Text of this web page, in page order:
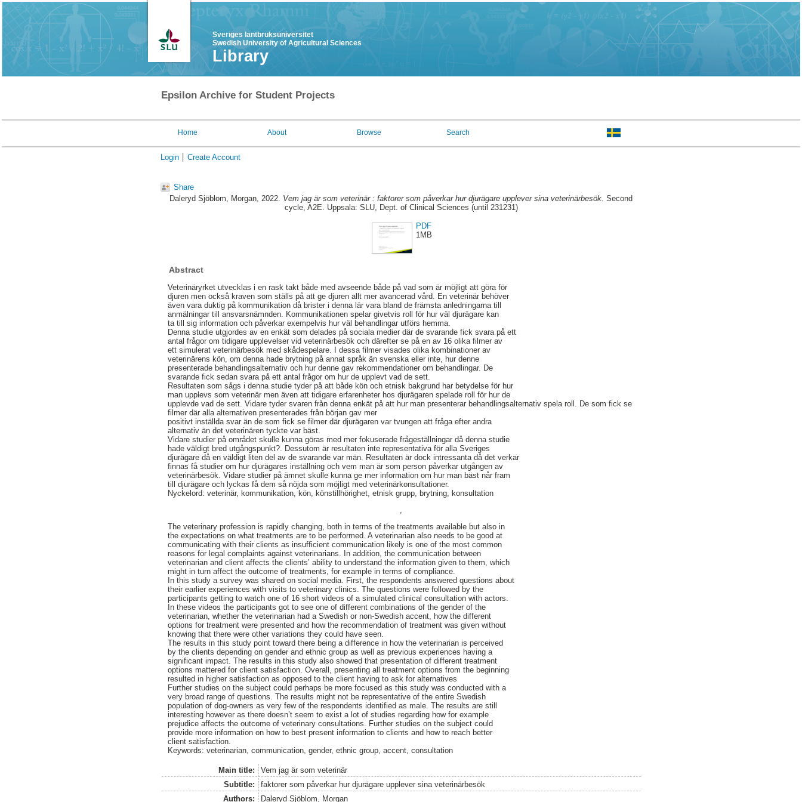
Sveriges lantbruksuniversitet
Swedish University of Agricultural Sciences
Library
Epsilon Archive for Student Projects
Home About Browse Search
Login Create Account
Share
Daleryd Sjöblom, Morgan, 2022. Vem jag är som veterinär : faktorer som påverkar hur djurägare upplever sina veterinärbesök. Second
cycle, A2E. Uppsala: SLU, Dept. of Clinical Sciences (until 231231)
PDF
1MB
Abstract
Veterinäryrket utvecklas i en rask takt både med avseende både på vad som är möjligt att göra för
djuren men också kraven som ställs på att ge djuren allt mer avancerad vård. En veterinär behöver
även vara duktig på kommunikation då brister i denna lär vara bland de främsta anledningarna till
anmälningar till ansvarsnämnden. Kommunikationen spelar givetvis roll för hur väl djurägare kan
ta till sig information och påverkar exempelvis hur väl behandlingar utförs hemma.
Denna studie utgjordes av en enkät som delades på sociala medier där de svarande fick svara på ett
antal frågor om tidigare upplevelser vid veterinärbesök och därefter se på en av 16 olika filmer av
ett simulerat veterinärbesök med skådespelare. I dessa filmer visades olika kombinationer av
veterinärens kön, om denna hade brytning på annat språk än svenska eller inte, hur denne
presenterade behandlingsalternativ och hur denne gav rekommendationer om behandlingar. De
svarande fick sedan svara på ett antal frågor om hur de upplevt vad de sett.
Resultaten som sågs i denna studie tyder på att både kön och etnisk bakgrund har betydelse för hur
man upplevs som veterinär men även att tidigare erfarenheter hos djurägaren spelade roll för hur de
upplevde vad de sett. Vidare tyder svaren från denna enkät på att hur man presenterar behandlingsalternativ spela roll. De som fick se
filmer där alla alternativen presenterades från början gav mer
positivt inställda svar än de som fick se filmer där djurägaren var tvungen att fråga efter andra
alternativ än det veterinären tyckte var bäst.
Vidare studier på området skulle kunna göras med mer fokuserade frågeställningar då denna studie
hade väldigt bred utgångspunkt?. Dessutom är resultaten inte representativa för alla Sveriges
djurägare då en väldigt liten del av de svarande var män. Resultaten är dock intressanta då det verkar
finnas få studier om hur djurägares inställning och vem man är som person påverkar utgången av
veterinärbesök. Vidare studier på ämnet skulle kunna ge mer information om hur man bäst når fram
till djurägare och lyckas få dem så nöjda som möjligt med veterinärkonsultationer.
Nyckelord: veterinär, kommunikation, kön, könstillhörighet, etnisk grupp, brytning, konsultation
The veterinary profession is rapidly changing, both in terms of the treatments available but also in
the expectations on what treatments are to be performed. A veterinarian also needs to be good at
communicating with their clients as insufficient communication likely is one of the most common
reasons for legal complaints against veterinarians. In addition, the communication between
veterinarian and client affects the clients’ ability to understand the information given to them, which
might in turn affect the outcome of treatments, for example in terms of compliance.
In this study a survey was shared on social media. First, the respondents answered questions about
their earlier experiences with visits to veterinary clinics. The questions were followed by the
participants getting to watch one of 16 short videos of a simulated clinical consultation with actors.
In these videos the participants got to see one of different combinations of the gender of the
veterinarian, whether the veterinarian had a Swedish or non-Swedish accent, how the different
options for treatment were presented and how the recommendation of treatment was given without
knowing that there were other variations they could have seen.
The results in this study point toward there being a difference in how the veterinarian is perceived
by the clients depending on gender and ethnic group as well as previous experiences having a
significant impact. The results in this study also showed that presentation of different treatment
options mattered for client satisfaction. Overall, presenting all treatment options from the beginning
resulted in higher satisfaction as opposed to the client having to ask for alternatives
Further studies on the subject could perhaps be more focused as this study was conducted with a
very broad range of questions. The results might not be representative of the entire Swedish
population of dog-owners as very few of the respondents identified as male. The results are still
interesting however as there doesn’t seem to exist a lot of studies regarding how for example
prejudice affects the outcome of veterinary consultations. Further studies on the subject could
provide more information on how to best present information to clients and how to reach better
client satisfaction.
Keywords: veterinarian, communication, gender, ethnic group, accent, consultation
Main title:
Vem jag är som veterinär
Subtitle:
faktorer som påverkar hur djurägare upplever sina veterinärbesök
Authors:
Daleryd Sjöblom, Morgan